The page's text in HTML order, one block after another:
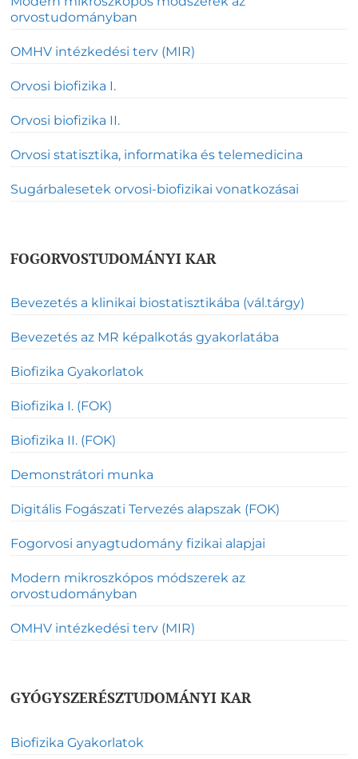
orvostudományban
OMHV intézkedési terv (MIR)
Orvosi biofizika I.
Orvosi biofizika II.
Orvosi statisztika, informatika és telemedicina
Sugárbalesetek orvosi-biofizikai vonatkozásai
FOGORVOSTUDOMÁNYI KAR
Bevezetés a klinikai biostatisztikába (vál.tárgy)
Bevezetés az MR képalkotás gyakorlatába
Biofizika Gyakorlatok
Biofizika I. (FOK)
Biofizika II. (FOK)
Demonstrátori munka
Digitális Fogászati Tervezés alapszak (FOK)
Fogorvosi anyagtudomány fizikai alapjai
Modern mikroszkópos módszerek az
orvostudományban
OMHV intézkedési terv (MIR)
GYÓGYSZERÉSZTUDOMÁNYI KAR
Biofizika Gyakorlatok